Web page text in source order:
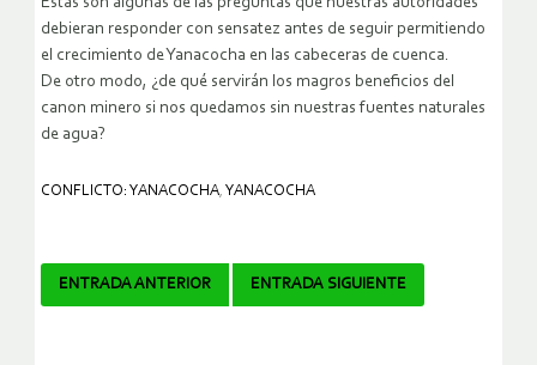
debieran responder con sensatez antes de seguir permitiendo
el crecimiento de Yanacocha en las cabeceras de cuenca.
De otro modo, ¿de qué servirán los magros beneficios del
canon minero si nos quedamos sin nuestras fuentes naturales
de agua?
CONFLICTO: YANACOCHA, YANACOCHA
Navegador
ENTRADA ANTERIOR ENTRADA SIGUIENTE